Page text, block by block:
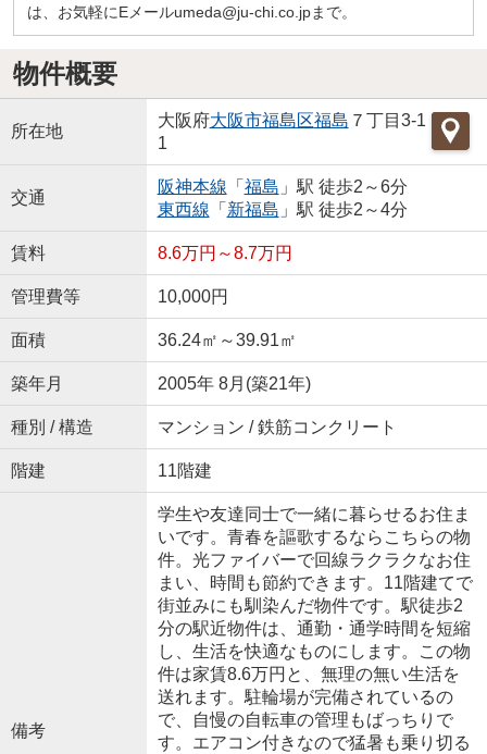
は、お気軽にEメールumeda@ju-chi.co.jpまで。
物件概要
所在地
大阪府大阪市福島区福島 ７丁目3-1
1
交通
阪神本線 「 福島 」駅 徒歩2～6分
東西線 「 新福島 」駅 徒歩2～4分
賃料 8.6万円～8.7万円
管理費等 10,000円
面積 36.24㎡～39.91㎡
築年月 2005年 8月(築21年)
種別 / 構造 マンション / 鉄筋コンクリート
階建 11階建
備考
学生や友達同士で一緒に暮らせるお住ま
いです。青春を謳歌するならこちらの物
件。光ファイバーで回線ラクラクなお住
まい、時間も節約できます。11階建てで
街並みにも馴染んだ物件です。駅徒歩2
分の駅近物件は、通勤・通学時間を短縮
し、生活を快適なものにします。この物
件は家賃8.6万円と、無理の無い生活を
送れます。駐輪場が完備されているの
で、自慢の自転車の管理もばっちりで
す。エアコン付きなので猛暑も乗り切る